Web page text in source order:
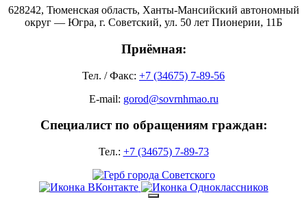
628242, Тюменская область, Ханты-Мансийский автономный
округ — Югра, г. Советский, ул. 50 лет Пионерии, 11Б
Приёмная:
Тел. / Факс: +7 (34675) 7-89-56
E-mail: gorod@sovrnhmao.ru
Специалист по обращениям граждан:
Тел.: +7 (34675) 7-89-73